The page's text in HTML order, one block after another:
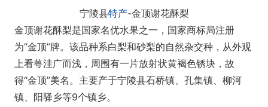
宁陵县特产-金顶谢花酥梨
金顶谢花酥梨是国家名优水果之一，国家商标局注册
为“金顶”牌。该品种系白梨和砂梨的自然杂交种，从外观
上看萼洼广而浅，周围有一片放射状黄褐色锈块，故
得“金顶”美名。主要产于宁陵县石桥镇、孔集镇、柳河
镇、阳驿乡等9个镇乡。